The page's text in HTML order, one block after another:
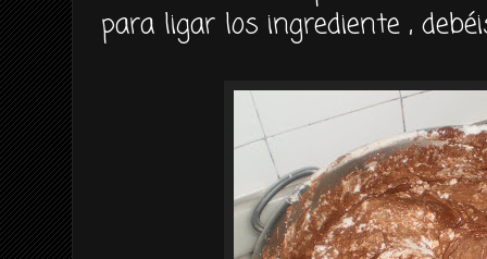
para ligar los ingrediente ,